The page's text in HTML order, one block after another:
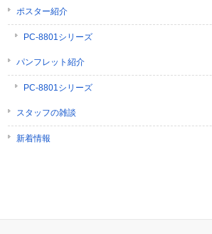
ポスター紹介
PC-8801シリーズ
パンフレット紹介
PC-8801シリーズ
スタッフの雑談
新着情報